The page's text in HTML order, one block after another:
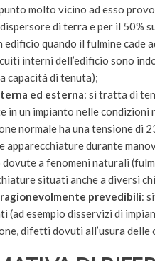
molto vicino ad esso
di terra e per il 50%
edificio quando il fulmine cade
interni dell’edificio sono
capacità di tenuta);
ed esterna: si tratta di
in un impianto nelle
normale ha una tensione
durante
a fenomeni naturali
situati anche a diversi
prevedibili:
(ad esempio disservizi di
difetti dovuti all’usura delle